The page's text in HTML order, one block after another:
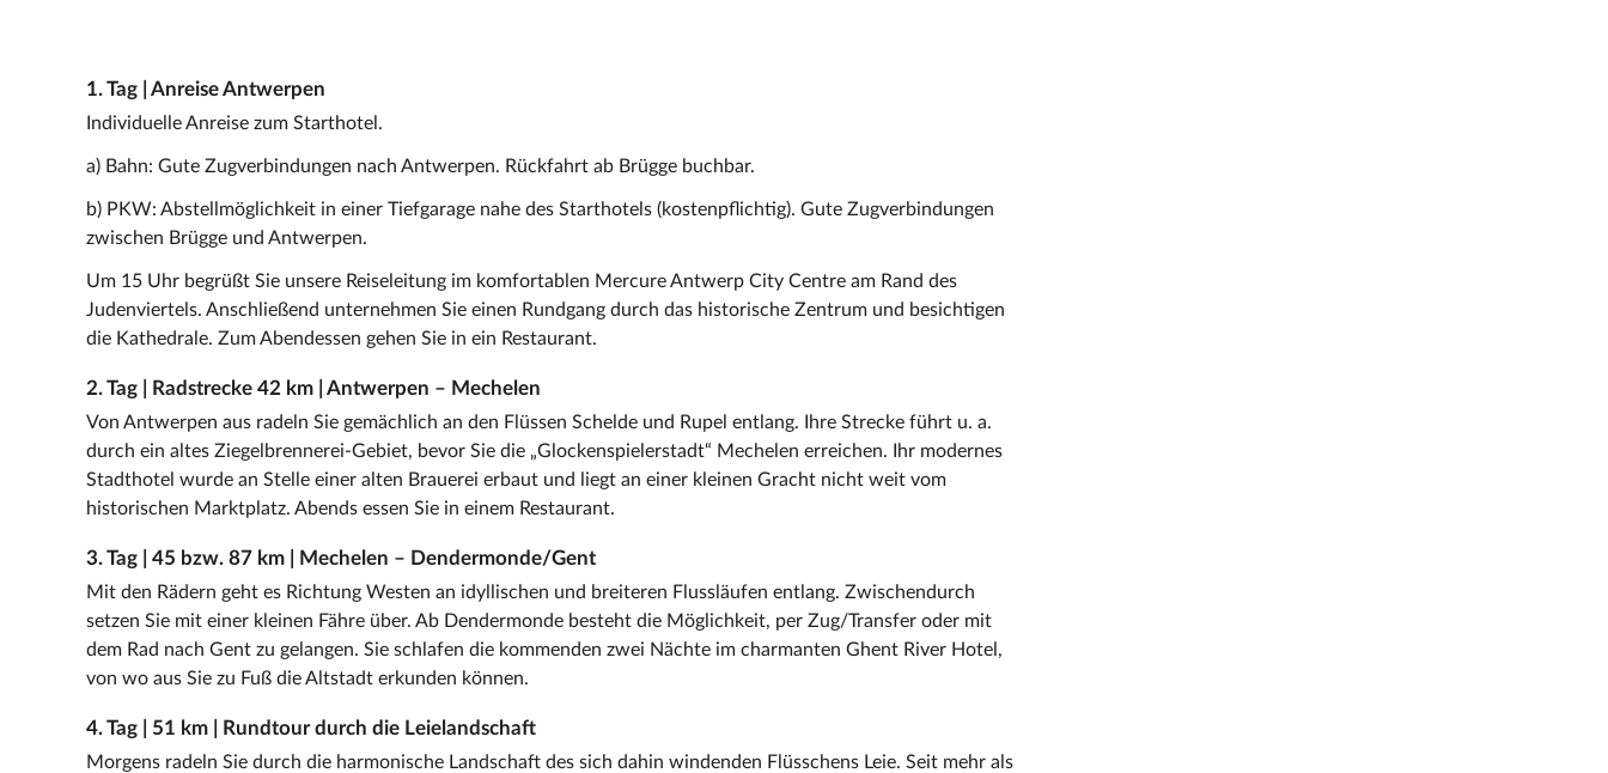
1. Tag | Anreise Antwerpen
Individuelle Anreise zum Starthotel.
a) Bahn: Gute Zugverbindungen nach Antwerpen. Rückfahrt ab Brügge buchbar.
b) PKW: Abstellmöglichkeit in einer Tiefgarage nahe des Starthotels (kostenpflichtig). Gute Zugverbindungen
zwischen Brügge und Antwerpen.
Um 15 Uhr begrüßt Sie unsere Reiseleitung im komfortablen Mercure Antwerp City Centre am Rand des
Judenviertels. Anschließend unternehmen Sie einen Rundgang durch das historische Zentrum und besichtigen
die Kathedrale. Zum Abendessen gehen Sie in ein Restaurant.
2. Tag | Radstrecke 42 km | Antwerpen – Mechelen
Von Antwerpen aus radeln Sie gemächlich an den Flüssen Schelde und Rupel entlang. Ihre Strecke führt u. a.
durch ein altes Ziegelbrennerei-Gebiet, bevor Sie die „Glockenspielerstadt“ Mechelen erreichen. Ihr modernes
Stadthotel wurde an Stelle einer alten Brauerei erbaut und liegt an einer kleinen Gracht nicht weit vom
historischen Marktplatz. Abends essen Sie in einem Restaurant.
3. Tag | 45 bzw. 87 km | Mechelen – Dendermonde/Gent
Mit den Rädern geht es Richtung Westen an idyllischen und breiteren Flussläufen entlang. Zwischendurch
setzen Sie mit einer kleinen Fähre über. Ab Dendermonde besteht die Möglichkeit, per Zug/Transfer oder mit
dem Rad nach Gent zu gelangen. Sie schlafen die kommenden zwei Nächte im charmanten Ghent River Hotel,
von wo aus Sie zu Fuß die Altstadt erkunden können.
4. Tag | 51 km | Rundtour durch die Leielandschaft
Morgens radeln Sie durch die harmonische Landschaft des sich dahin windenden Flüsschens Leie. Seit mehr als